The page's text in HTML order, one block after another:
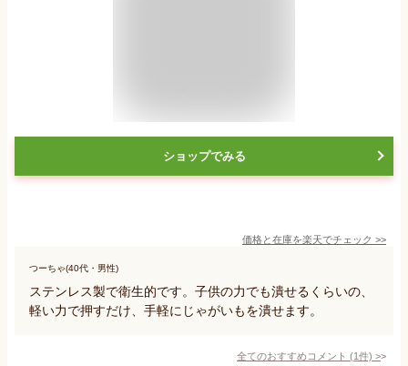
ショップでみる
価格と在庫を楽天でチェック >>
つーちゃ(40代・男性)
ステンレス製で衛生的です。子供の力でも潰せるくらいの、
軽い力で押すだけ、手軽にじゃがいもを潰せます。
全てのおすすめコメント (1件) >